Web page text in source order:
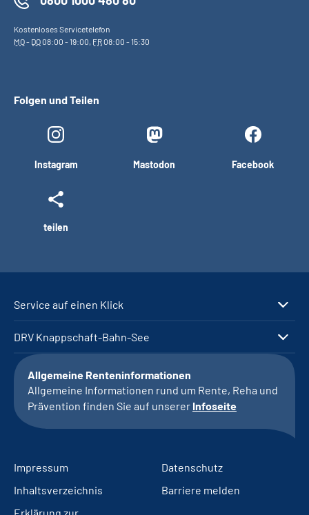
Kostenloses Servicetelefon
MO- DO08:00 - 19:00, FR08:00 - 15:30
Folgen und Teilen
Instagram Mastodon Facebook
teilen
Service auf einen Klick
DRV Knappschaft-Bahn-See
Allgemeine Renteninformationen
Allgemeine Informationen rund um Rente, Reha und
Prävention finden Sie auf unserer Infoseite
Impressum
Datenschutz
Inhaltsverzeichnis
Barriere melden